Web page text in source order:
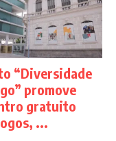
“Diversidade
promove
gratuito
...